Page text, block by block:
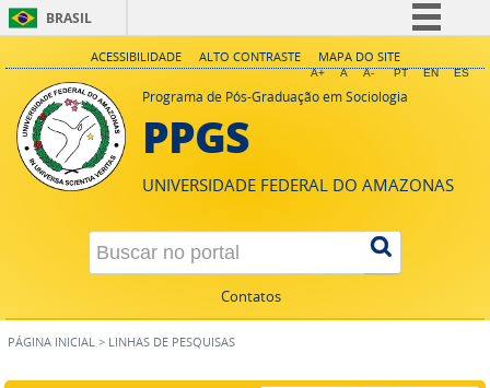
BRASIL
Simplifique!
Comunica BR
Legislação
Canais
ACESSIBILIDADE ALTO CONTRASTE MAPA DO SITE
A+ A A- PT EN ES
Programa de Pós-Graduação em Sociologia
PPGS
UNIVERSIDADE FEDERAL DO AMAZONAS
Contatos
PÁGINA INICIAL > LINHAS DE PESQUISAS